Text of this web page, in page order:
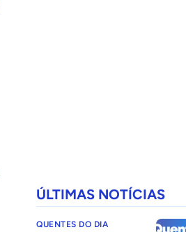
ÚLTIMAS NOTÍCIAS
QUENTES DO DIA